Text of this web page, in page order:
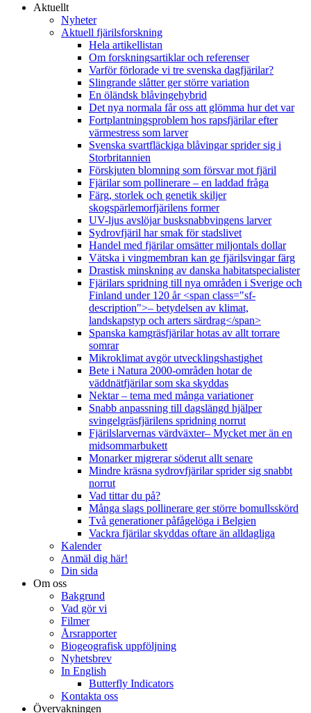
Aktuellt
Nyheter
Aktuell fjärilsforskning
Hela artikellistan
Om forskningsartiklar och referenser
Varför förlorade vi tre svenska dagfjärilar?
Slingrande slåtter ger större variation
En öländsk blåvingehybrid
Det nya normala får oss att glömma hur det var
Fortplantningsproblem hos rapsfjärilar efter
värmestress som larver
Svenska svartfläckiga blåvingar sprider sig i
Storbritannien
Förskjuten blomning som försvar mot fjäril
Fjärilar som pollinerare – en laddad fråga
Färg, storlek och genetik skiljer
skogspärlemorfjärilens former
UV-ljus avslöjar busksnabbvingens larver
Sydrovfjäril har smak för stadslivet
Handel med fjärilar omsätter miljontals dollar
Vätska i vingmembran kan ge fjärilsvingar färg
Drastisk minskning av danska habitatspecialister
Fjärilars spridning till nya områden i Sverige och
Finland under 120 år <span class="sf-
description">– betydelsen av klimat,
landskapstyp och arters särdrag</span>
Spanska kamgräsfjärilar hotas av allt torrare
somrar
Mikroklimat avgör utvecklingshastighet
Bete i Natura 2000-områden hotar de
väddnätfjärilar som ska skyddas
Nektar – tema med många variationer
Snabb anpassning till dagslängd hjälper
svingelgräsfjärilens spridning norrut
Fjärilslarvernas värdväxter– Mycket mer än en
midsommarbukett
Monarker migrerar söderut allt senare
Mindre kräsna sydrovfjärilar sprider sig snabbt
norrut
Vad tittar du på?
Många slags pollinerare ger större bomullsskörd
Två generationer påfågelöga i Belgien
Vackra fjärilar skyddas oftare än alldagliga
Kalender
Anmäl dig här!
Din sida
Om oss
Bakgrund
Vad gör vi
Filmer
Årsrapporter
Biogeografisk uppföljning
Nyhetsbrev
In English
Butterfly Indicators
Kontakta oss
Övervakningen